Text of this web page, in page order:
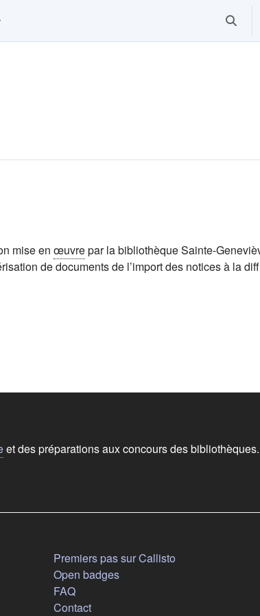
mise en œuvrepar la bibliothèque Sainte-
de documents de l’import des notices à la
et des préparations aux concours des bibliothèques.
dans un nouvel onglet)
Premiers pas sur Callisto
Open badges
FAQ
Contact